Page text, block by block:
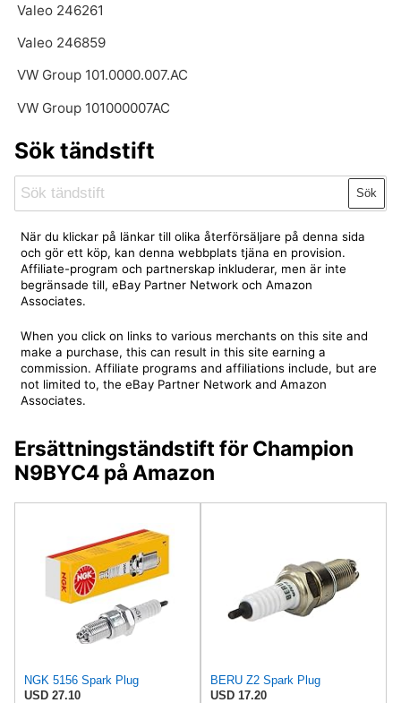
Valeo 246261
Valeo 246859
VW Group 101.0000.007.AC
VW Group 101000007AC
Sök tändstift
Sök
När du klickar på länkar till olika återförsäljare på denna sida
och gör ett köp, kan denna webbplats tjäna en provision.
Affiliate-program och partnerskap inkluderar, men är inte
begränsade till, eBay Partner Network och Amazon
Associates.
When you click on links to various merchants on this site and
make a purchase, this can result in this site earning a
commission. Affiliate programs and affiliations include, but are
not limited to, the eBay Partner Network and Amazon
Associates.
Ersättningständstift för Champion
N9BYC4 på Amazon
NGK 5156 Spark Plug
USD 27.10
BERU Z2 Spark Plug
USD 17.20